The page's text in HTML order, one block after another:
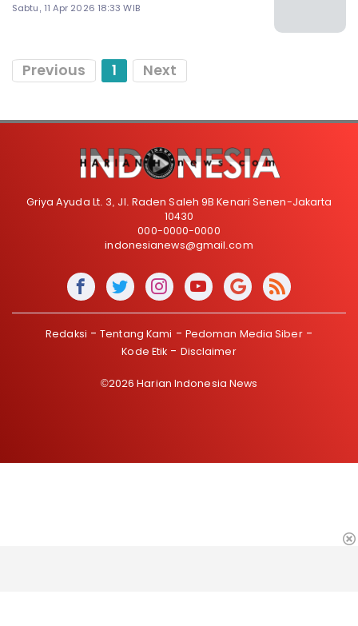
Sabtu, 11 Apr 2026 18:33 WIB
Previous 1 Next
Griya Ayuda Lt. 3, Jl. Raden Saleh 9B Kenari Senen-Jakarta
10430
000-0000-0000
indonesianews@gmail.com
Redaksi Tentang Kami
Pedoman Media Siber
Kode Etik
Disclaimer
©2026 Harian Indonesia News